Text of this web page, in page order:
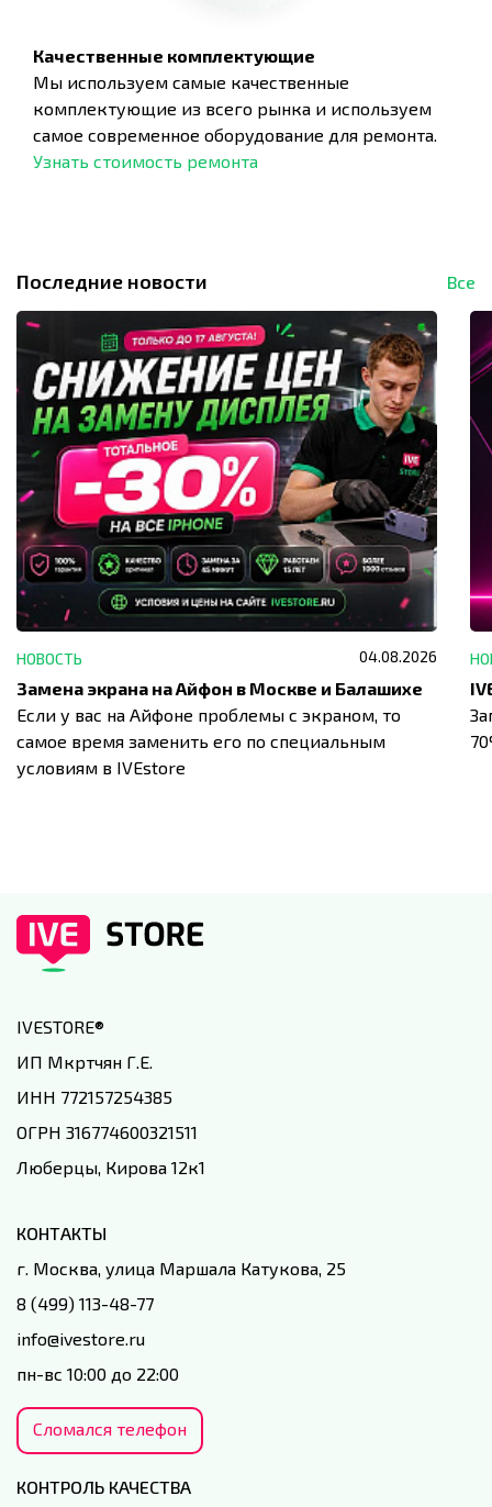
Качественные комплектующие
Мы используем самые качественные
комплектующие из всего рынка и используем
самое современное оборудование для ремонта.
Узнать стоимость ремонта
Последние новости Все
НОВОСТЬ 04.08.2026
Замена экрана на Айфон в Москве и Балашихе
Если у вас на Айфоне проблемы с экраном, то
самое время заменить его по специальным
условиям в IVEstore
IVESTORE®
ИП Мкртчян Г.Е.
ИНН 772157254385
ОГРН 316774600321511
Люберцы, Кирова 12к1
КОНТАКТЫ
г. Москва, улица Маршала Катукова, 25
8 (499) 113-48-77
info@ivestore.ru
пн-вс 10:00 до 22:00
Сломался телефон
КОНТРОЛЬ КАЧЕСТВА